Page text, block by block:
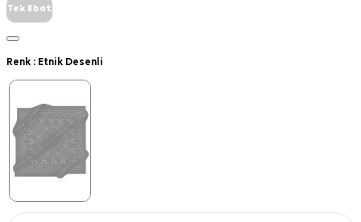
Tek Ebat
Renk : Etnik Desenli